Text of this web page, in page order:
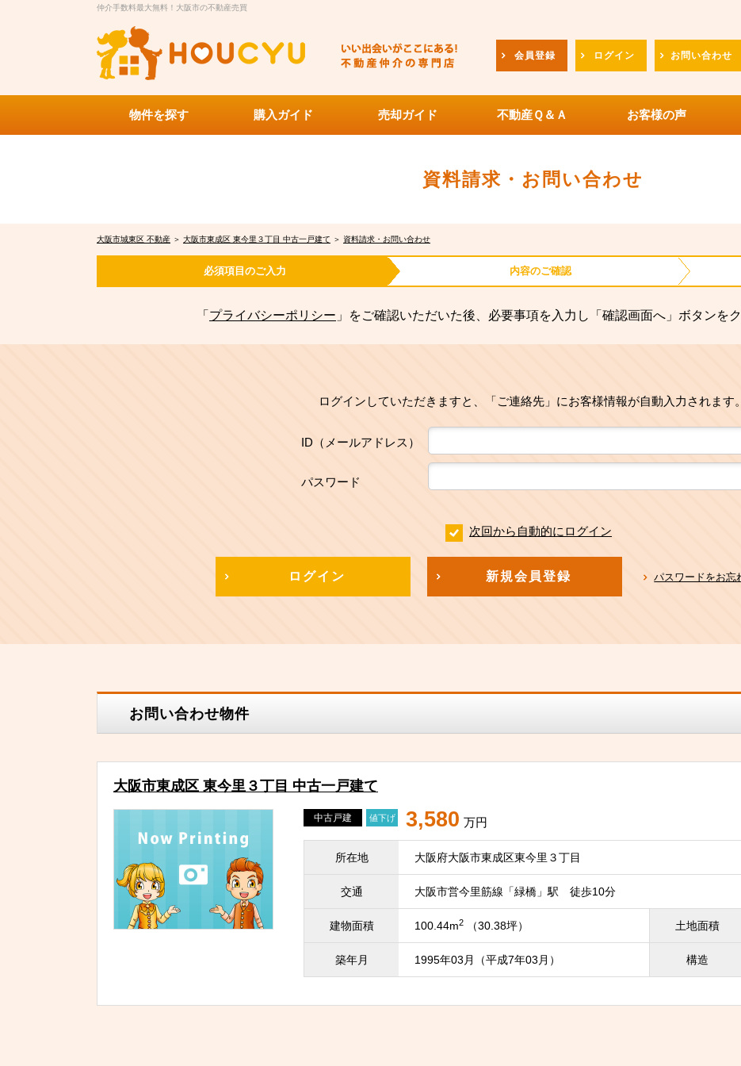
仲介手数料最大無料！大阪市の不動産売買
会員登録 ログイン お問い合わせ
物件を探す 購入ガイド 売却ガイド 不動産Ｑ＆Ａ お客様の声
資料請求・お問い合わせ
大阪市城東区 不動産 ＞ 大阪市東成区 東今里３丁目 中古一戸建て ＞ 資料請求・お問い合わせ
必須項目のご入力 内容のご確認
「 プライバシーポリシー 」をご確認いただいた後、必要事項を入力し「確認画面へ」ボタンを
ログインしていただきますと、「ご連絡先」にお客様情報が自動入力されます。
ID（メールアドレス）
パスワード
次回から自動的にログイン
ログイン 新規会員登録 パスワードをお忘
お問い合わせ物件
大阪市東成区 東今里３丁目 中古一戸建て
中古戸建 値下げ 3,580 万円
所在地 大阪府大阪市東成区東今里３丁目
交通 大阪市営今里筋線「緑橋」駅 徒歩10分
建物面積 100.44m2 （30.38坪） 土地面積
築年月 1995年03月（平成7年03月） 構造